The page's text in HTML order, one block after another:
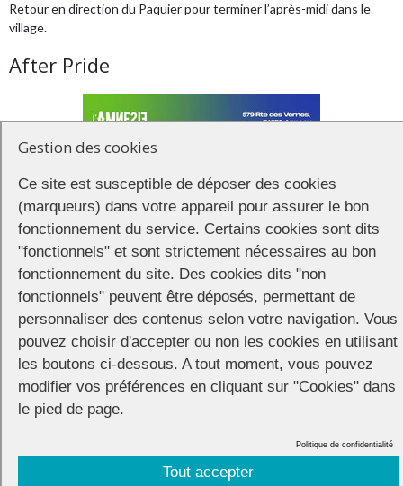
Retour en direction du Paquier pour terminer l’après-midi dans le
village.
After Pride
La toute première soirée After Pride de Annecy Pride aura lieu cette
année à l’Amnésie Pringy de 19h à 22h.
Gestion des cookies
Ce site est susceptible de déposer des cookies
(marqueurs) dans votre appareil pour assurer le bon
fonctionnement du service. Certains cookies sont dits
"fonctionnels" et sont strictement nécessaires au bon
fonctionnement du site. Des cookies dits "non
fonctionnels" peuvent être déposés, permettant de
personnaliser des contenus selon votre navigation. Vous
pouvez choisir d'accepter ou non les cookies en utilisant
les boutons ci-dessous. A tout moment, vous pouvez
modifier vos préférences en cliquant sur "Cookies" dans
le pied de page.
Tout accepter
Politique de confidentialité